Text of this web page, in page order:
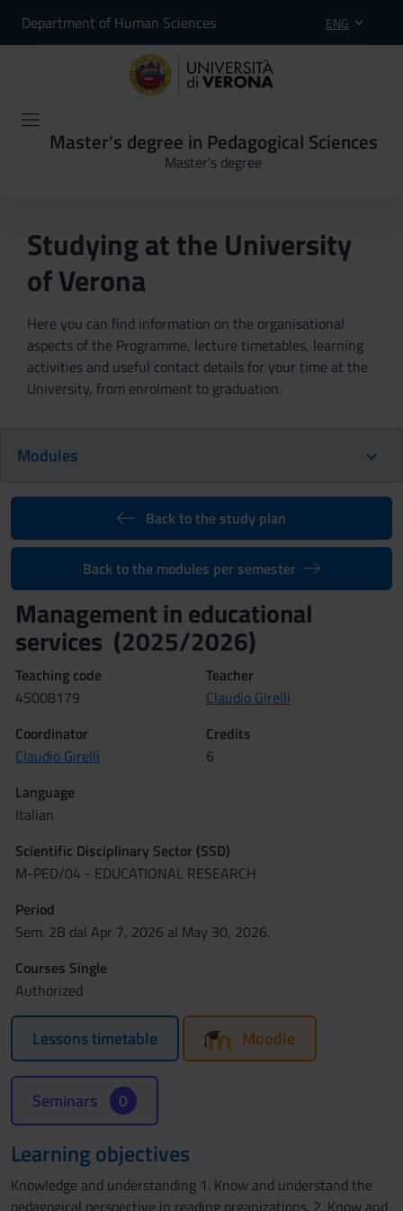
Department of Human Sciences ENG
Master's degree in Pedagogical Sciences
Master’s degree
Studying at the University
of Verona
Here you can find information on the organisational
aspects of the Programme, lecture timetables, learning
activities and useful contact details for your time at the
University, from enrolment to graduation.
Modules
Back to the study plan
Back to the modules per semester
Management in educational
services (2025/2026)
Teaching code
4S008179
Teacher
Claudio Girelli
Coordinator
Claudio Girelli
Credits
6
Language
Italian
Scientific Disciplinary Sector (SSD)
M-PED/04 - EDUCATIONAL RESEARCH
Period
Sem. 2B dal Apr 7, 2026 al May 30, 2026.
Courses Single
Authorized
Lessons timetable Moodle
Seminars 0
Learning objectives
Knowledge and understanding 1. Know and understand the
pedagogical perspective in reading organizations. 2. Know and